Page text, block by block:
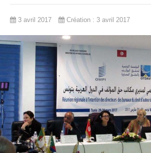
3 avril 2017 Création : 3 avril 2017